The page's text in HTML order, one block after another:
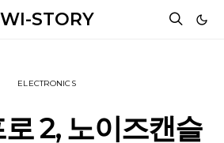
WI-STORY
ELECTRONICS
2, 노이즈캔슬